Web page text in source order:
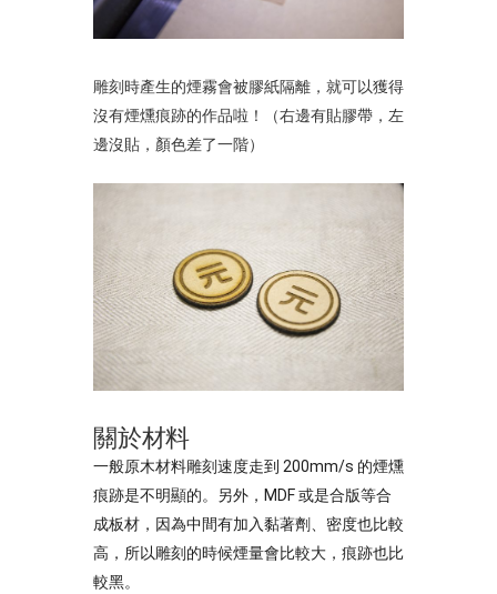
雕刻時產生的煙霧會被膠紙隔離，就可以獲得
沒有煙燻痕跡的作品啦！（右邊有貼膠帶，左
邊沒貼，顏色差了一階）
關於材料
一般原木材料雕刻速度走到 200mm/s 的煙燻
痕跡是不明顯的。另外，MDF 或是合版等合
成板材，因為中間有加入黏著劑、密度也比較
高，所以雕刻的時候煙量會比較大，痕跡也比
較黑。